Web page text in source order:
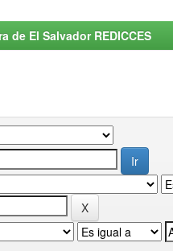
de El Salvador REDICCES